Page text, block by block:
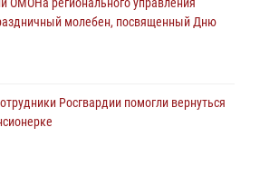
ОМОНа регионального управления
молебен, посвященный Дню
Росгвардии помогли вернуться